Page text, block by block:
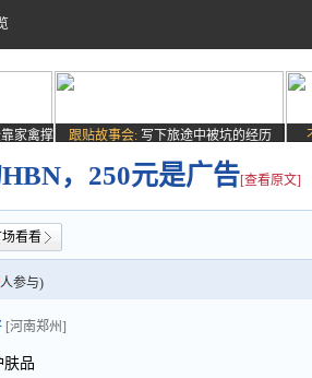
家禽撑
跟贴故事会: 写下旅途中被坑的经历
，250元是广告[查看原文]
看看
人参与)
[河南郑州]
肤品